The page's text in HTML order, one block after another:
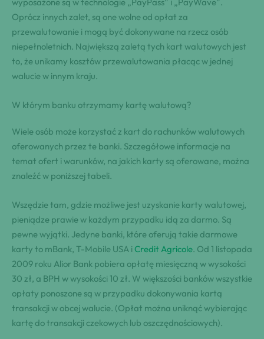
Oprócz innych zalet, są one wolne od opłat za
przewalutowanie i mogą być dokonywane na rzecz osób
niepełnoletnich. Największą zaletą tych kart walutowych jest
to, że unikamy kosztów przewalutowania płacąc w jednej
walucie w innym kraju.
W którym banku otrzymamy kartę walutową?
Wiele osób może korzystać z kart do rachunków walutowych
oferowanych przez te banki. Szczegółowe informacje na
temat ofert i warunków, na jakich karty są oferowane, można
znaleźć w poniższej tabeli.
Wszędzie tam, gdzie możliwe jest uzyskanie karty walutowej,
pieniądze prawie w każdym przypadku idą za darmo. Są
pewne wyjątki. Jedyne banki, które oferują takie darmowe
karty to mBank, T-Mobile USA i Credit Agricole. Od 1 listopada
2009 roku Alior Bank pobiera opłatę miesięczną w wysokości
30 zł, a BPH w wysokości 10 zł. W większości banków wszystkie
opłaty ponoszone są w przypadku dokonywania kartą
transakcji w obcej walucie. (Opłat można uniknąć wybierając
kartę do transakcji czekowych lub oszczędnościowych).